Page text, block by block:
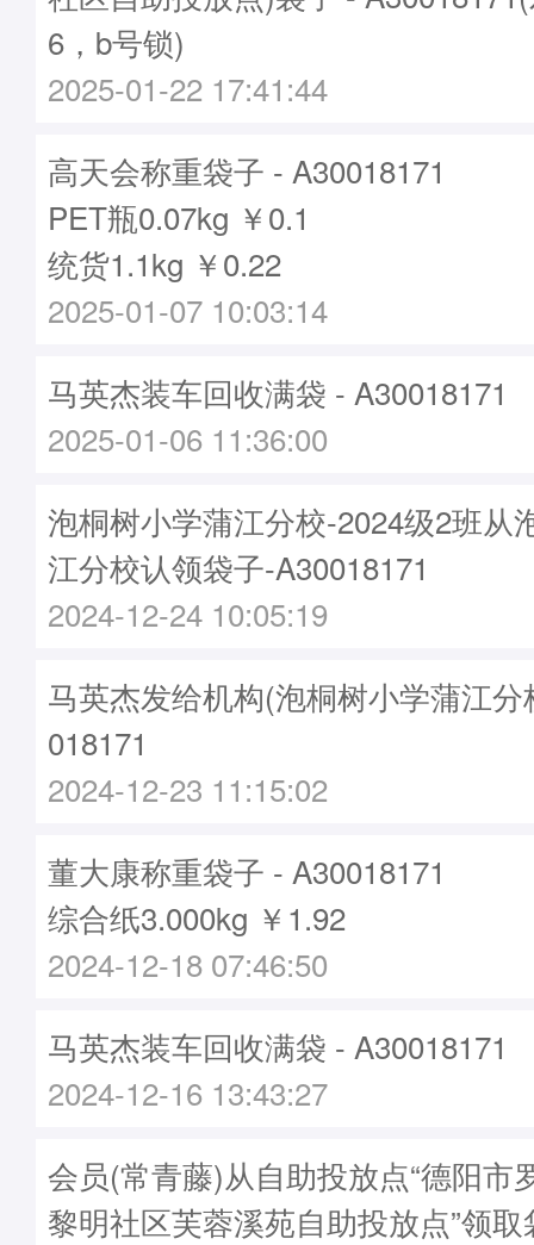
6，b号锁)
2025-01-22 17:41:44
高天会称重袋子 - A30018171
PET瓶0.07kg ￥0.1
统货1.1kg ￥0.22
2025-01-07 10:03:14
马英杰装车回收满袋 - A30018171
2025-01-06 11:36:00
泡桐树小学蒲江分校-2024级2班从
江分校认领袋子-A30018171
2024-12-24 10:05:19
马英杰发给机构(泡桐树小学蒲江
018171
2024-12-23 11:15:02
董大康称重袋子 - A30018171
综合纸3.000kg ￥1.92
2024-12-18 07:46:50
马英杰装车回收满袋 - A30018171
2024-12-16 13:43:27
会员(常青藤)从自助投放点“德阳市
黎明社区芙蓉溪苑自助投放点”领